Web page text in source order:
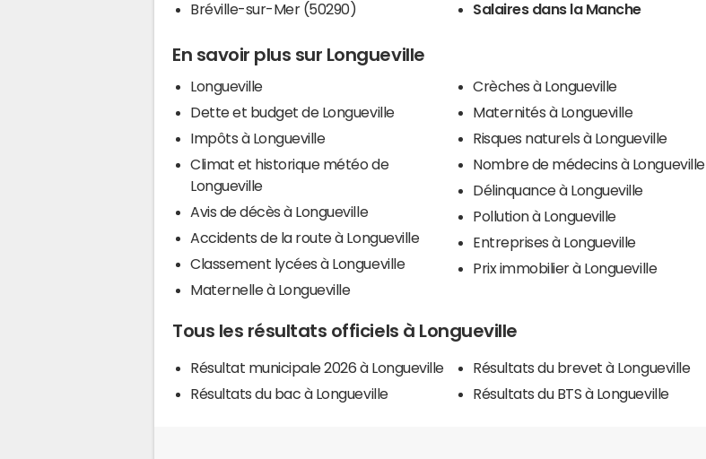
Bréville-sur-Mer (50290)
Salaires dans la Manche
En savoir plus sur Longueville
Longueville
Dette et budget de Longueville
Impôts à Longueville
Climat et historique météo de
Longueville
Avis de décès à Longueville
Accidents de la route à Longueville
Classement lycées à Longueville
Maternelle à Longueville
Crèches à Longueville
Maternités à Longueville
Risques naturels à Longueville
Nombre de médecins à Longueville
Délinquance à Longueville
Pollution à Longueville
Entreprises à Longueville
Prix immobilier à Longueville
Tous les résultats officiels à Longueville
Résultat municipale 2026 à Longueville
Résultats du bac à Longueville
Résultats du brevet à Longueville
Résultats du BTS à Longueville